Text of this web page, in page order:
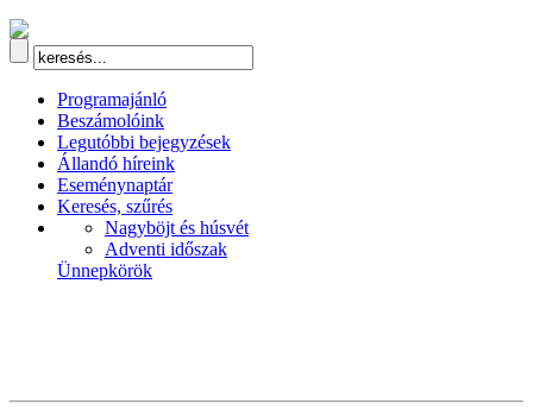
Programajánló
Beszámolóink
Legutóbbi bejegyzések
Állandó híreink
Eseménynaptár
Keresés, szűrés
Nagyböjt és húsvét
Adventi időszak
Ünnepkörök